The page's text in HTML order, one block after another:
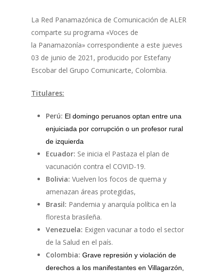
La Red Panamazónica de Comunicación de ALER
comparte su programa «Voces de
la Panamazonía» correspondiente a este jueves
03 de junio de 2021, producido por Estefany
Escobar del Grupo Comunicarte, Colombia.
Titulares:
Perú: El domingo peruanos optan entre una
enjuiciada por corrupción o un profesor rural
de izquierda
Ecuador: Se inicia el Pastaza el plan de
vacunación contra el COVID-19.
Bolivia: Vuelven los focos de quema y
amenazan áreas protegidas,
Brasil: Pandemia y anarquía política en la
floresta brasileña.
Venezuela: Exigen vacunar a todo el sector
de la Salud en el país.
Colombia: Grave represión y violación de
derechos a los manifestantes en Villagarzón,